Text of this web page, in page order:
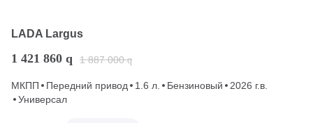
LADA Largus
1 421 860 q 1 887 000 q
МКПП Передний привод 1.6 л. Бензиновый
2026 г.в.
Универсал